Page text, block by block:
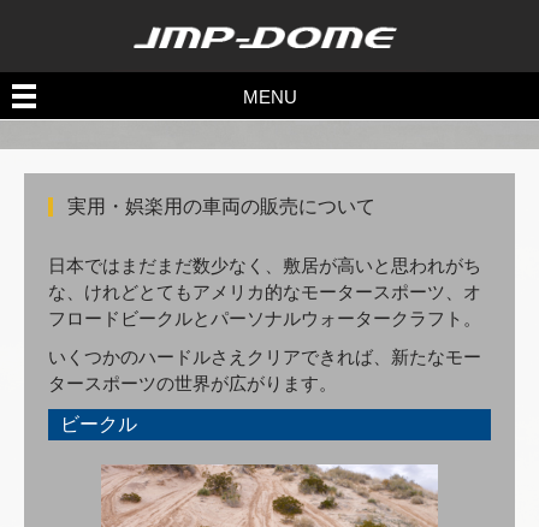
MENU
Recreational
ATV/UTV・Side by Side他・PWC
実用・娯楽用の車両の販売について
日本ではまだまだ数少なく、敷居が高いと思われがち
な、けれどとてもアメリカ的なモータースポーツ、オ
フロードビークルとパーソナルウォータークラフト。
いくつかのハードルさえクリアできれば、新たなモー
タースポーツの世界が広がります。
ビークル